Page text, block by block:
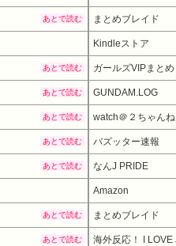
あとで読む まとめブレイド
Kindleストア
あとで読む ガールズVIPまとめ
あとで読む GUNDAM.LOG
あとで読む watch＠２ちゃん
あとで読む バズッター速報
あとで読む なんJ PRIDE
Amazon
あとで読む まとめブレイド
あとで読む 海外反応！ I LOVE